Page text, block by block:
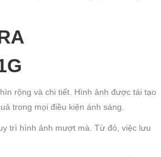
rộng và chi tiết. Hình ảnh được tái tạo
trong mọi điều kiện ánh sáng.
trì hình ảnh mượt mà. Từ đó, việc lưu